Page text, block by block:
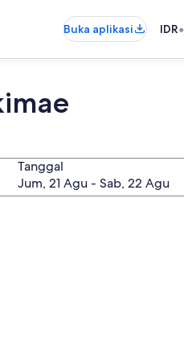
Buka aplikasi IDR•
Tanggal